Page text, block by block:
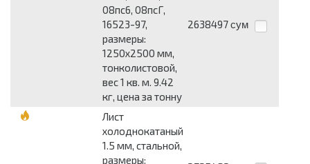
08пс6, 08псГ,
16523-97,
размеры:
1250x2500 мм,
тонколистовой,
вес 1 кв. м. 9.42
кг, цена за тонну
2638497 сум
Лист
холоднокатаный
1.5 мм, стальной,
размеры: